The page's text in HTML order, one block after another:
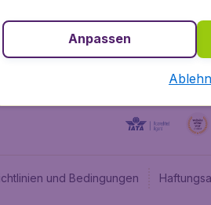
und Bedingungen
Anpassen